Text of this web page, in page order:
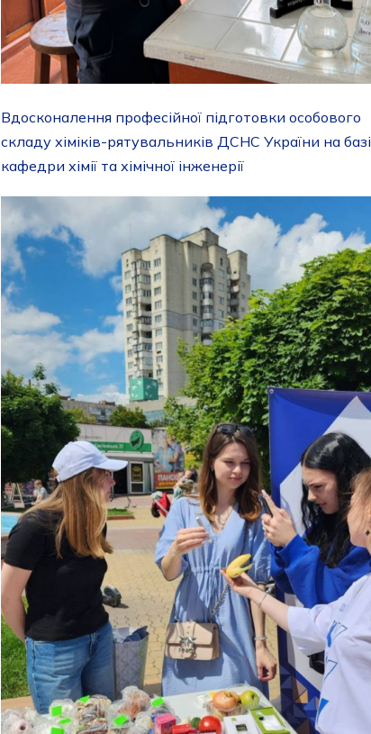
Вдосконалення професійної підготовки особового
складу хіміків-рятувальників ДСНС України на базі
кафедри хімії та хімічної інженерії